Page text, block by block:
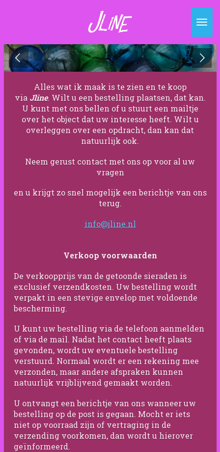
de
hoofdinhoud
Alles wat ik maak is te zien en te koop
via Jline. Wilt u een bestelling plaatsen, dat kan.
U kunt met ons bellen of u stuurt een mailtje
over het object dat uw interesse heeft. Wilt u
overleggen over een opdracht, dan kan dat
natuurlijk ook.
Neem gerust contact met ons op voor al uw
vragen
en u krijgt zo snel mogelijk een berichtje van ons
terug.
info@jline.nl
Verkoop voorwaarden
De verkoopprijs van de getoonde sieraden is
exclusief verzendkosten. Uw bestelling wordt
verpakt in een stevige envelop met voldoende
bescherming.
U kunt uw bestelling via de telefoon aanmelden
of via de mail. Nadat het contact heeft plaats
gevonden, wordt uw eventuele bestelling
verstuurd. Normaal wordt er een rekening mee
verzonden, maar andere afspraken kunnen
natuurlijk vrijblijvend gemaakt worden.
U ontvangt een berichtje van ons wanneer uw
bestelling op de post is gegaan. Mocht er iets
niet op voorraad zijn of vertraging in de
verzending voorkomen, dan wordt u hierover
geïnformeerd.